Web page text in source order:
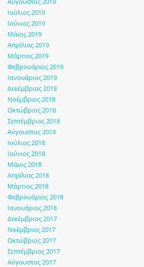
Ιούλιος 2019
Ιούνιος 2019
Μάιος 2019
Απρίλιος 2019
Μάρτιος 2019
Φεβρουάριος 2019
Ιανουάριος 2019
Δεκέμβριος 2018
Νοέμβριος 2018
Οκτώβριος 2018
Σεπτέμβριος 2018
Αύγουστος 2018
Ιούλιος 2018
Ιούνιος 2018
Μάιος 2018
Απρίλιος 2018
Μάρτιος 2018
Φεβρουάριος 2018
Ιανουάριος 2018
Δεκέμβριος 2017
Νοέμβριος 2017
Οκτώβριος 2017
Σεπτέμβριος 2017
Αύγουστος 2017